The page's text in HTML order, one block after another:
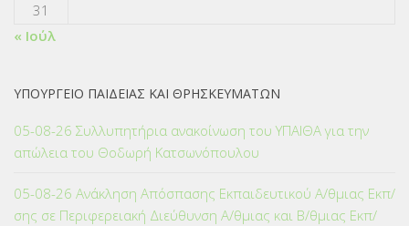
31
« Ιούλ
ΥΠΟΥΡΓΕΙΟ ΠΑΙΔΕΙΑΣ ΚΑΙ ΘΡΗΣΚΕΥΜΑΤΩΝ
05-08-26 Συλλυπητήρια ανακοίνωση του ΥΠΑΙΘΑ για την
απώλεια του Θοδωρή Κατσωνόπουλου
05-08-26 Ανάκληση Απόσπασης Εκπαιδευτικού Α/θμιας Εκπ/
σης σε Περιφερειακή Διεύθυνση Α/θμιας και Β/θμιας Εκπ/